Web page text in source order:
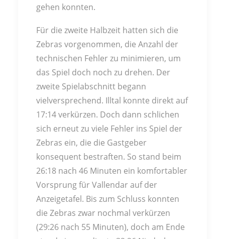
gehen konnten.
Für die zweite Halbzeit hatten sich die
Zebras vorgenommen, die Anzahl der
technischen Fehler zu minimieren, um
das Spiel doch noch zu drehen. Der
zweite Spielabschnitt begann
vielversprechend. Illtal konnte direkt auf
17:14 verkürzen. Doch dann schlichen
sich erneut zu viele Fehler ins Spiel der
Zebras ein, die die Gastgeber
konsequent bestraften. So stand beim
26:18 nach 46 Minuten ein komfortabler
Vorsprung für Vallendar auf der
Anzeigetafel. Bis zum Schluss konnten
die Zebras zwar nochmal verkürzen
(29:26 nach 55 Minuten), doch am Ende